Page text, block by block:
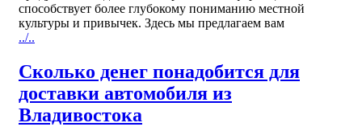
способствует более глубокому пониманию местной
культуры и привычек. Здесь мы предлагаем вам
../..
Сколько денег понадобится для
доставки автомобиля из
Владивостока